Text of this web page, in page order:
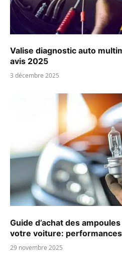
Valise diagnostic auto
avis 2025
3 décembre 2025
Guide d’achat des
votre voiture:
29 novembre 2025